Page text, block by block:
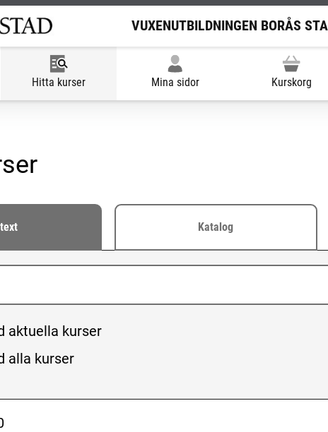
VUXENUTBILDNINGEN BORÅS
Hitta kurser Mina sidor Kurskorg
Katalog
aktuella kurser eller hela utbudet
aktuella kurser
alla kurser